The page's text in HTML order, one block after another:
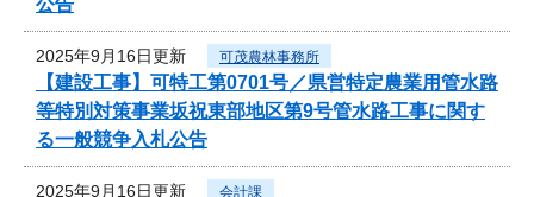
2025年9月16日更新 可茂農林事務所
【建設工事】可特工第0701号／県営特定農業用管水路
等特別対策事業坂祝東部地区第9号管水路工事に関す
る一般競争入札公告
2025年9月16日更新 会計課